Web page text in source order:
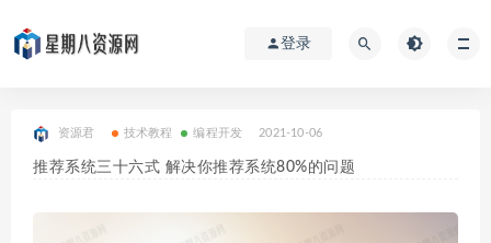
登录
资源君 技术教程 编程开发 2021-10-06
推荐系统三十六式 解决你推荐系统80%的问题